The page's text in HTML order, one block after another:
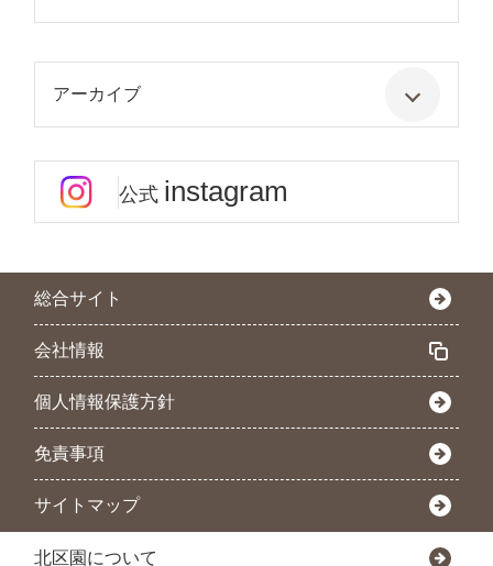
アーカイブ
公式 instagram
総合サイト
会社情報
個人情報保護方針
免責事項
サイトマップ
北区園について